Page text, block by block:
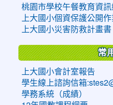
桃園市學校午餐教育資訊
上大國小個資保護公開作
上大國小災害防救計畫書
常
上大國小會計室報告
學生線上諮詢信箱
學務系統（成績）